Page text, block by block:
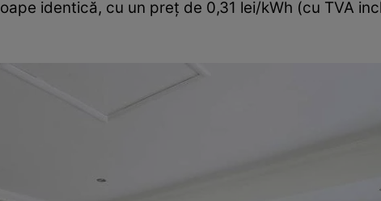
identică, cu un preț de 0,31 lei/kWh (cu TVA